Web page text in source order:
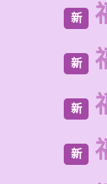
新
新
新
新